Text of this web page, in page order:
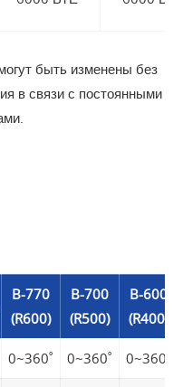
быть изменены без
в связи с постоянными
B-770
(R600)
B-700
(R500)
B-600
(R400)
0~360˚ 0~360˚ 0~360˚